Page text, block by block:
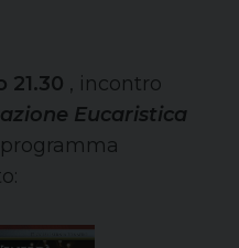
21.30 , incontro
Eucaristica